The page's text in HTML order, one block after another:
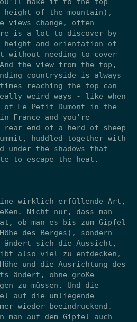
height of the mountain),
views change, often
is a lot to discover by
height and orientation of
without needing to cover
the view from the top,
countryside is always
reaching the top can
weird ways - like when
of Le Petit Dumont in the
in France and you're
rear end of a herd of sheep
huddled together with
under the shadows that
to escape the heat.
wirklich erfüllende Art,
Nicht nur, dass man
ob man es bis zum Gipfel
des Berges), sondern
ändert sich die Aussicht,
also viel zu entdecken,
und die Ausrichtung des
ändert, ohne große
zu müssen. Und die
auf die umliegende
wieder beeindruckend.
man auf dem Gipfel auch